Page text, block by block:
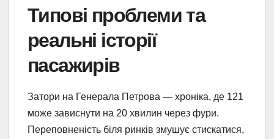
Типові проблеми та
реальні історії
пасажирів
Затори на Генерала Петрова — хроніка, де 121
може зависнути на 20 хвилин через фури.
Переповненість біля ринків змушує стискатися,